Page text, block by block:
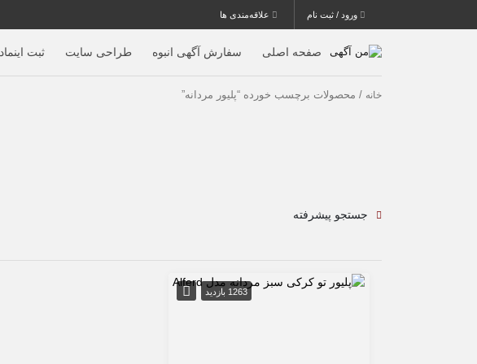
ورود / ثبت نام علاقه‌مندی ها
صفحه اصلی سفارش آگهی انبوه طراحی سایت ثبت اینماد
خانه / محصولات برچسب خورده “پلیور مردانه”
جستجو پیشرفته
1263 بازدید